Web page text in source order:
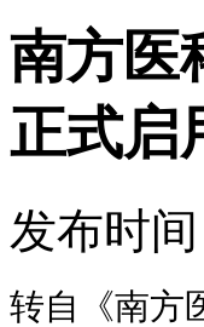
南方医
正式启
发布时
转自《南方